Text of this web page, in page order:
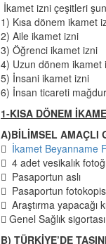
İkamet izni çeşitleri
1) Kısa dönem ikamet
2) Aile ikamet izni
3) Öğrenci ikamet izni
4) Uzun dönem ikamet
5) İnsani ikamet izni
6) İnsan ticareti
1-KISA DÖNEM
A)BİLİMSEL AMAÇLI
 İkamet Beyanname
 4 adet vesikalık
 Pasaportun aslı
 Pasaportun
 Araştırma yapacağı
 Genel Sağlık sigortası
B) TÜRKİYE’DE